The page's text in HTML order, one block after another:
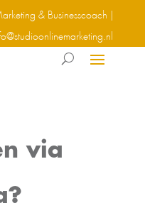
& Businesscoach |
via